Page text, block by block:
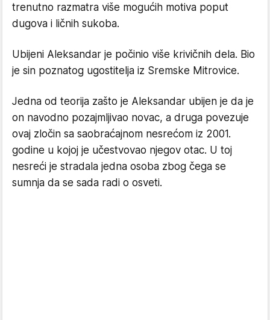
trenutno razmatra više mogućih motiva poput
dugova i ličnih sukoba.
Ubijeni Aleksandar je počinio više krivičnih dela. Bio
je sin poznatog ugostitelja iz Sremske Mitrovice.
Jedna od teorija zašto je Aleksandar ubijen je da je
on navodno pozajmljivao novac, a druga povezuje
ovaj zločin sa saobraćajnom nesrećom iz 2001.
godine u kojoj je učestvovao njegov otac. U toj
nesreći je stradala jedna osoba zbog čega se
sumnja da se sada radi o osveti.